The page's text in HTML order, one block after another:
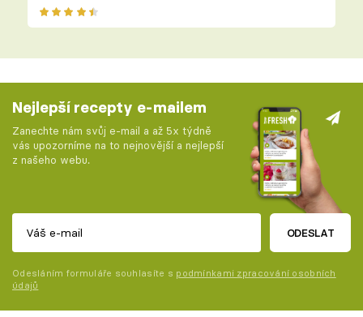
Nejlepší recepty e-mailem
Zanechte nám svůj e-mail a až 5x týdně
vás upozorníme na to nejnovější a nejlepší
z našeho webu.
ODESLAT
Odesláním formuláře souhlasíte s podmínkami zpracování osobních
údajů